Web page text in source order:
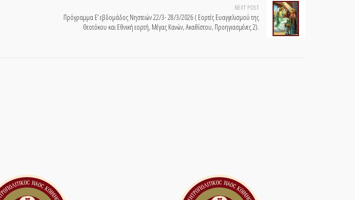
NEXT POST
Πρόγραμμα Ε’ εβδομάδος Νηστειών 22/3- 28/3/2026 ( Εορτές Ευαγγελισμού της
Θεοτόκου και Εθνική εορτή, Μέγας Κανών, Ακαθίστου, Προηγιασμένες 2).